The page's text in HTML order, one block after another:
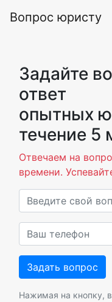
Вопрос юристу
Задайте
ответ
опытных
течение 5
Отвечаем на
времени.
Нажимая на кнопку,